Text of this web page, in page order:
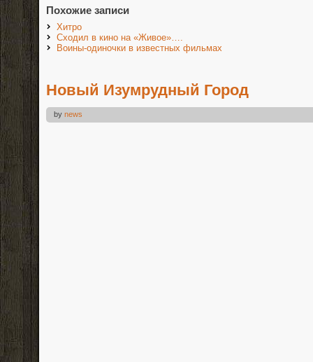
Похожие записи
Хитро
Сходил в кино на «Живое»….
Воины-одиночки в известных фильмах
Новый Изумрудный Город
by news